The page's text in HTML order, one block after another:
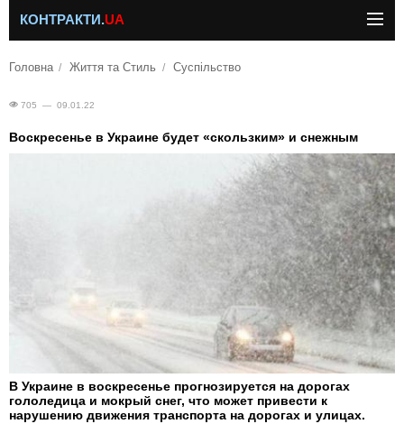
КОНТРАКТИ.UA
Головна Життя та Стиль Суспільство
705 — 09.01.22
Воскресенье в Украине будет «скользким» и снежным
В Украине в воскресенье прогнозируется на дорогах
гололедица и мокрый снег, что может привести к
нарушению движения транспорта на дорогах и улицах.